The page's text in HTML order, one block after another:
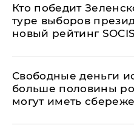
Кто победит
туре выборов
новый рейтинг SOCIS
Свободные деньги
больше половины
могут иметь